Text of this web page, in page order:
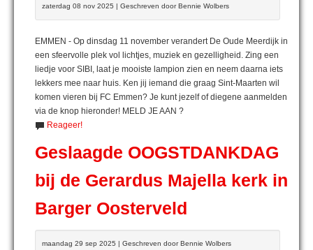
zaterdag 08 nov 2025 | Geschreven door Bennie Wolbers
EMMEN - Op dinsdag 11 november verandert De Oude Meerdijk in
een sfeervolle plek vol lichtjes, muziek en gezelligheid. Zing een
liedje voor SIBI, laat je mooiste lampion zien en neem daarna iets
lekkers mee naar huis. Ken jij iemand die graag Sint-Maarten wil
komen vieren bij FC Emmen? Je kunt jezelf of diegene aanmelden
via de knop hieronder! MELD JE AAN ?
Reageer!
Geslaagde OOGSTDANKDAG
bij de Gerardus Majella kerk in
Barger Oosterveld
maandag 29 sep 2025 | Geschreven door Bennie Wolbers